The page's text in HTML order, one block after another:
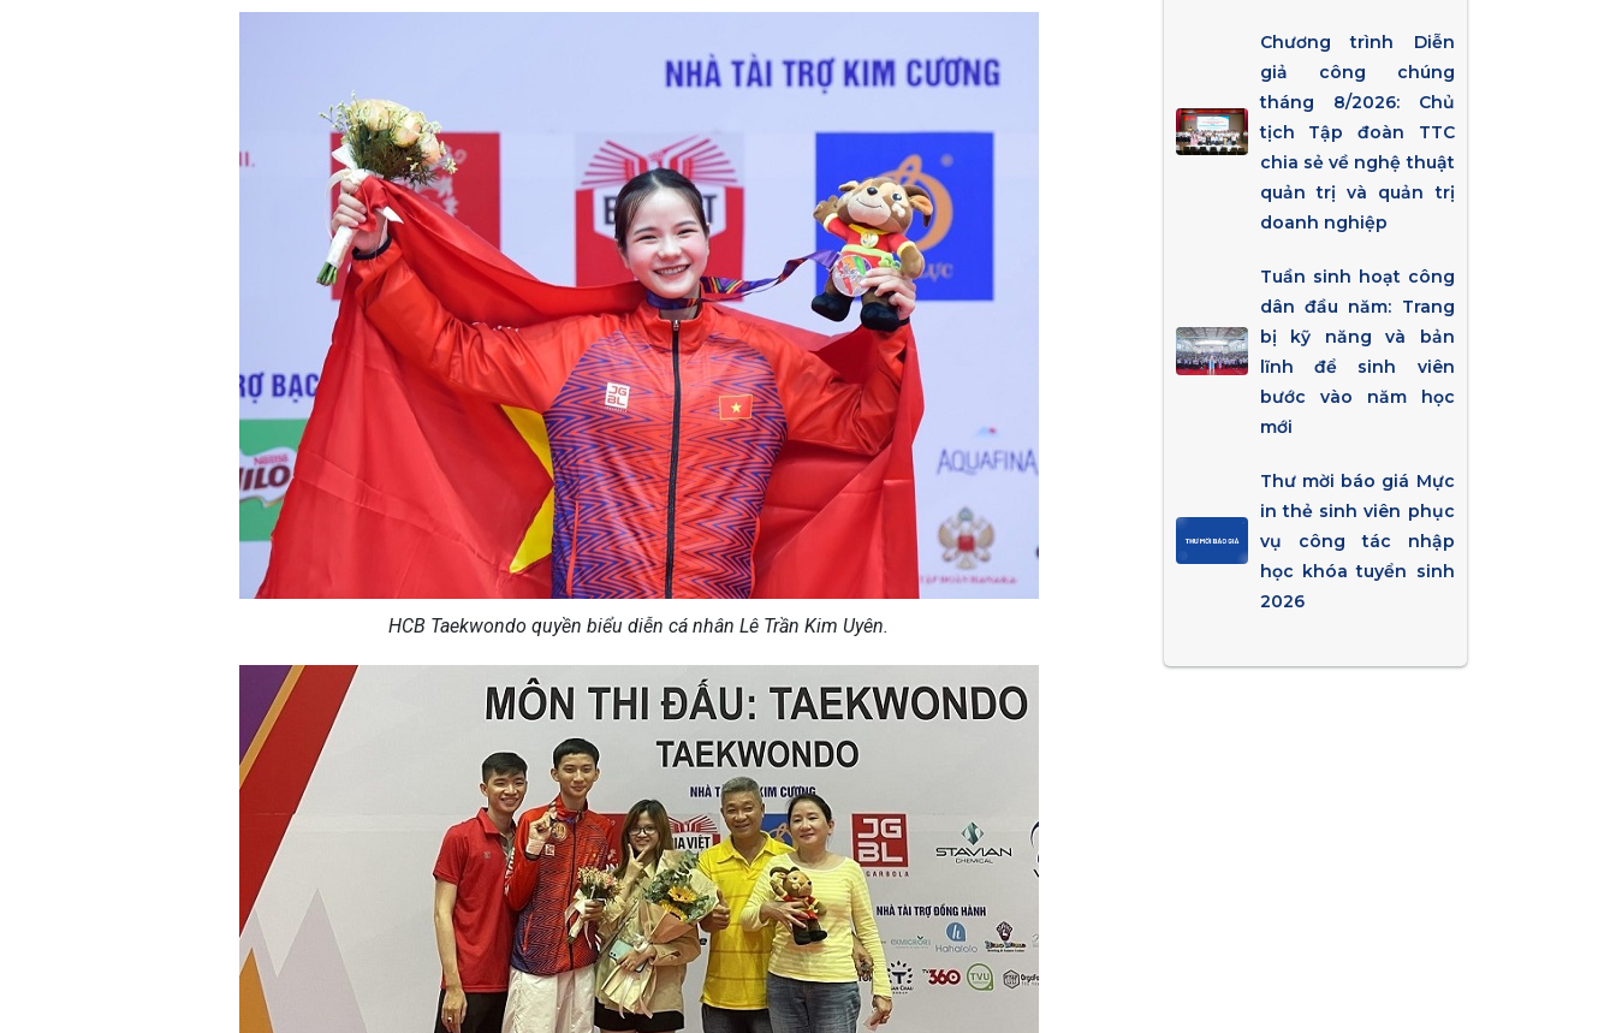
HCB Taekwondo quyền biểu diễn cá nhân Lê Trần Kim Uyên.
Chương trình Diễn
giả công chúng
tháng 8/2026: Chủ
tịch Tập đoàn TTC
chia sẻ về nghệ thuật
quản trị và quản trị
doanh nghiệp
Tuần sinh hoạt công
dân đầu năm: Trang
bị kỹ năng và bản
lĩnh để sinh viên
bước vào năm học
mới
Thư mời báo giá Mực
in thẻ sinh viên phục
vụ công tác nhập
học khóa tuyển sinh
2026